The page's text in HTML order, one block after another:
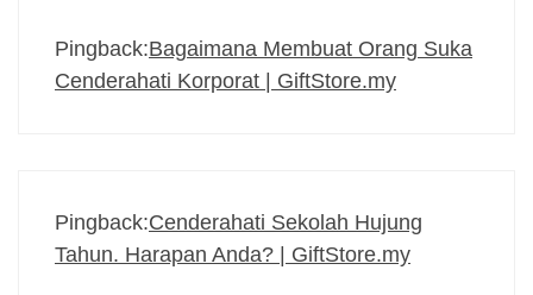
Pingback:Bagaimana Membuat Orang Suka
Cenderahati Korporat | GiftStore.my
Pingback:Cenderahati Sekolah Hujung
Tahun. Harapan Anda? | GiftStore.my